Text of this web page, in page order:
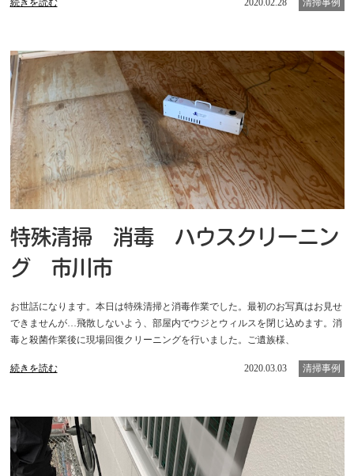
特殊清掃 消毒 ハウスクリーニン
グ 市川市
お世話になります。本日は特殊清掃と消毒作業でした。最初のお写真はお見せ
できませんが…飛散しないよう、部屋内でウジとウィルスを閉じ込めます。消
毒と殺菌作業後に現場回復クリーニングを行いました。ご遺族様、
続きを読む 2020.03.03 清掃事例